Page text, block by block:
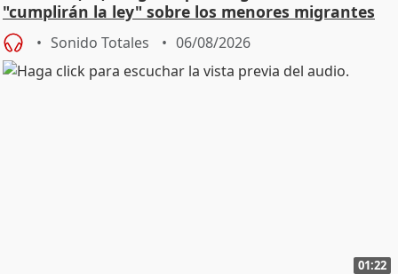
"cumplirán la ley" sobre los menores migrantes
Sonido Totales 06/08/2026
01:22